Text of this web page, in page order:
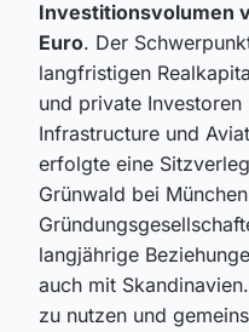
Investitionsvolumen
Euro. Der
langfristigen
und private Investoren
Infrastructure und
erfolgte eine
Grünwald bei
langjährige
auch mit
zu nutzen und